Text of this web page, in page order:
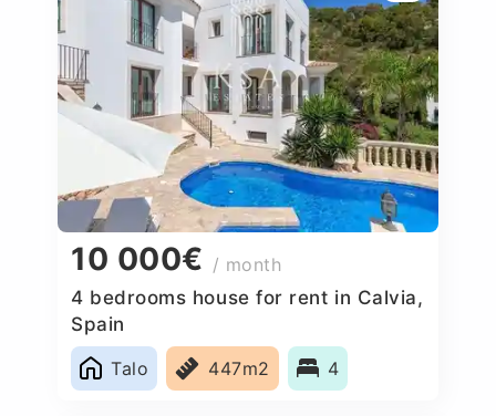
10 000€ / month
4 bedrooms house for rent in Calvia,
Spain
Talo
447m2 4